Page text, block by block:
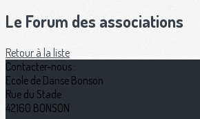
Le Forum des associations
Retour à la liste
Contacter-nous :
Ecole de Danse Bonson
Rue du Stade
42160 BONSON